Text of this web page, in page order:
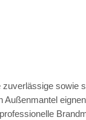
sowie